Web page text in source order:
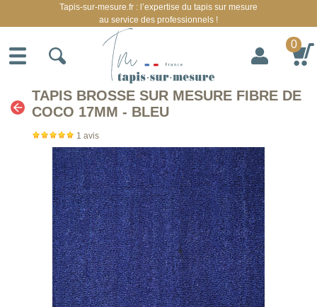
TAPIS BROSSE SUR MESURE FIBRE DE
COCO 17MM - BLEU
1 avis
Tapis-sur-mesure.fr : l’expertise du tapis sur mesure
au service des professionnels !
0